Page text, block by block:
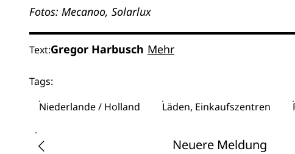
Fotos: Mecanoo, Solarlux
Text:Gregor Harbusch Mehr
Tags:
Niederlande / Holland
Läden, Einkaufszentren
Neuere Meldung